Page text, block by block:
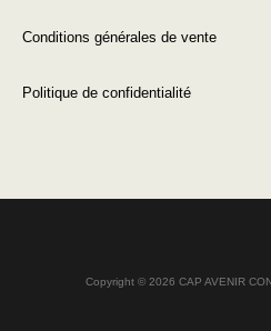
Conditions générales de vente
Politique de confidentialité
Copyright © 2026 CAP AVENIR